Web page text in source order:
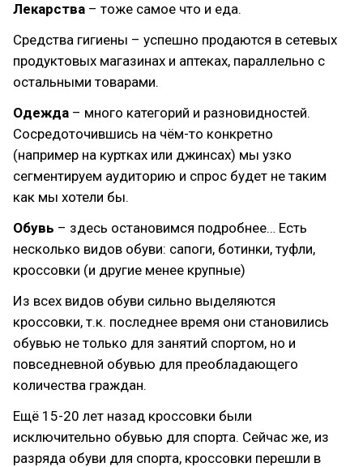
Лекарства – тоже самое что и еда.
Средства гигиены – успешно продаются в сетевых
продуктовых магазинах и аптеках, параллельно с
остальными товарами.
Одежда – много категорий и разновидностей.
Сосредоточившись на чём-то конкретно
(например на куртках или джинсах) мы узко
сегментируем аудиторию и спрос будет не таким
как мы хотели бы.
Обувь – здесь остановимся подробнее… Есть
несколько видов обуви: сапоги, ботинки, туфли,
кроссовки (и другие менее крупные)
Из всех видов обуви сильно выделяются
кроссовки, т.к. последнее время они становились
обувью не только для занятий спортом, но и
повседневной обувью для преобладающего
количества граждан.
Ещё 15-20 лет назад кроссовки были
исключительно обувью для спорта. Сейчас же, из
разряда обуви для спорта, кроссовки перешли в